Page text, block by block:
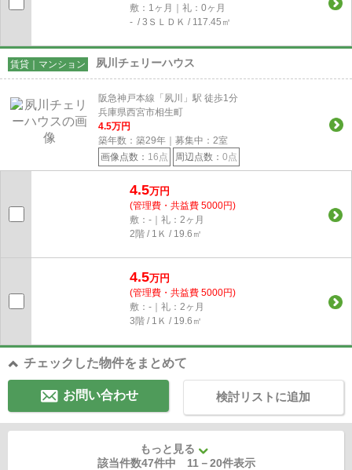
敷：1ヶ月｜礼：0ヶ月
- / 3ＳＬＤＫ / 117.45㎡
賃貸｜マンション 夙川チェリーハウス
阪急神戸本線「夙川」駅 徒歩1分
兵庫県西宮市相生町
4.5万円
築年数：築29年｜募集中： 2室
画像点数： 16点 周辺点数： 0点
4.5万円
(管理費・共益費 5000円)
敷：-｜礼：2ヶ月
2階 / 1Ｋ / 19.6㎡
4.5万円
(管理費・共益費 5000円)
敷：-｜礼：2ヶ月
3階 / 1Ｋ / 19.6㎡
チェックした物件をまとめて
お問い合わせ 検討リストに追加
もっと見る
該当件数47件中 11 －20件表示